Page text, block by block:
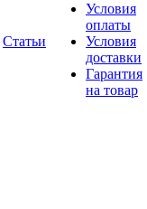
Статьи
Условия
оплаты
Условия
доставки
Гарантия
на товар